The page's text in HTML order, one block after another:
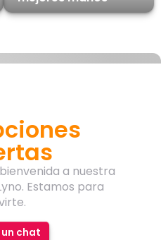
el texto de
y archivos de texto.
el texto de relleno
desde el año 1500
a nuestra
Estamos para
chat